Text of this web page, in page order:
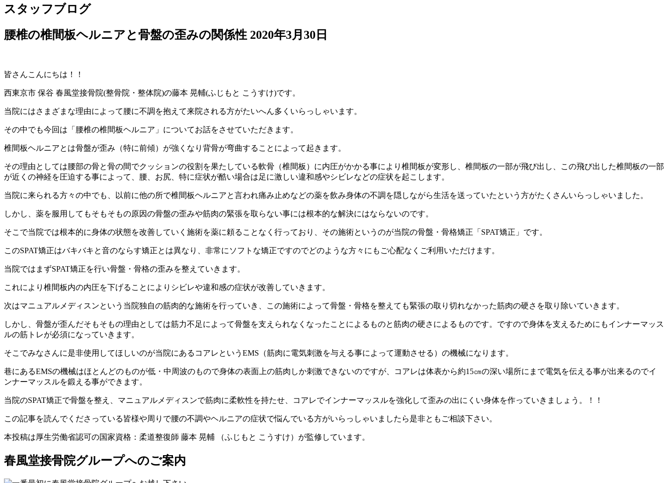
スタッフブログ
腰椎の椎間板ヘルニアと骨盤の歪みの関係性 2020年3月30日
皆さんこんにちは！！
西東京市 保谷 春風堂接骨院(整骨院・整体院)の藤本 晃輔(ふじもと こうすけ)です。
当院にはさまざまな理由によって腰に不調を抱えて来院される方がたいへん多くいらっしゃいます。
その中でも今回は「腰椎の椎間板ヘルニア」についてお話をさせていただきます。
椎間板ヘルニアとは骨盤が歪み（特に前傾）が強くなり背骨が弯曲することによって起きます。
その理由としては腰部の骨と骨の間でクッションの役割を果たしている軟骨（椎間板）に内圧がかかる事により椎間板が変形し、椎間板の一部が飛び出し、この飛び出した椎間板の一部
が近くの神経を圧迫する事によって、腰、お尻、特に症状が酷い場合は足に激しい違和感やシビレなどの症状を起こします。
当院に来られる方々の中でも、以前に他の所で椎間板ヘルニアと言われ痛み止めなどの薬を飲み身体の不調を隠しながら生活を送っていたという方がたくさんいらっしゃいました。
しかし、薬を服用してもそもそもの原因の骨盤の歪みや筋肉の緊張を取らない事には根本的な解決にはならないのです。
そこで当院では根本的に身体の状態を改善していく施術を薬に頼ることなく行っており、その施術というのが当院の骨盤・骨格矯正「SPAT矯正」です。
このSPAT矯正はバキバキと音のならす矯正とは異なり、非常にソフトな矯正ですのでどのような方々にもご心配なくご利用いただけます。
当院ではまずSPAT矯正を行い骨盤・骨格の歪みを整えていきます。
これにより椎間板内の内圧を下げることによりシビレや違和感の症状が改善していきます。
次はマニュアルメディスンという当院独自の筋肉的な施術を行っていき、この施術によって骨盤・骨格を整えても緊張の取り切れなかった筋肉の硬さを取り除いていきます。
しかし、骨盤が歪んだそもそもの理由としては筋力不足によって骨盤を支えられなくなったことによるものと筋肉の硬さによるものです。ですので身体を支えるためにもインナーマッス
ルの筋トレが必須になっていきます。
そこでみなさんに是非使用してほしいのが当院にあるコアレというEMS（筋肉に電気刺激を与える事によって運動させる）の機械になります。
巷にあるEMSの機械はほとんどのものが低・中周波のもので身体の表面上の筋肉しか刺激できないのですが、コアレは体表から約15㎝の深い場所にまで電気を伝える事が出来るのでイ
ンナーマッスルを鍛える事ができます。
当院のSPAT矯正で骨盤を整え、マニュアルメディスンで筋肉に柔軟性を持たせ、コアレでインナーマッスルを強化して歪みの出にくい身体を作っていきましょう。！！
この記事を読んでくださっている皆様や周りで腰の不調やヘルニアの症状で悩んでいる方がいらっしゃいましたら是非ともご相談下さい。
本投稿は厚生労働省認可の国家資格：柔道整復師 藤本 晃輔 （ふじもと こうすけ）が監修しています。
春風堂接骨院グループへのご案内